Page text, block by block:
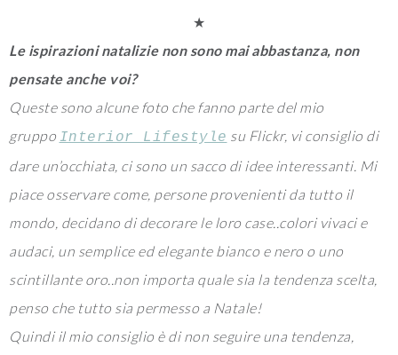
★
Le ispirazioni natalizie non sono mai abbastanza, non
pensate anche voi?
Queste sono alcune foto che fanno parte del mio
gruppo Interior Lifestyle su Flickr, vi consiglio di
dare un’occhiata, ci sono un sacco di idee interessanti. Mi
piace osservare come, persone provenienti da tutto il
mondo, decidano di decorare le loro case..colori vivaci e
audaci, un semplice ed elegante bianco e nero o uno
scintillante oro..non importa quale sia la tendenza scelta,
penso che tutto sia permesso a Natale!
Quindi il mio consiglio è di non seguire una tendenza,